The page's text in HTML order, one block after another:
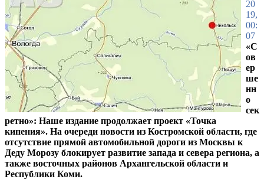
20
19,
00:
07
«С
ов
ер
ше
нн
о
сек
ретно»: Наше издание продолжает проект «Точка
кипения». На очереди новости из Костромской области, где
отсутствие прямой автомобильной дороги из Москвы к
Деду Морозу блокирует развитие запада и севера региона, а
также восточных районов Архангельской области и
Республики Коми.